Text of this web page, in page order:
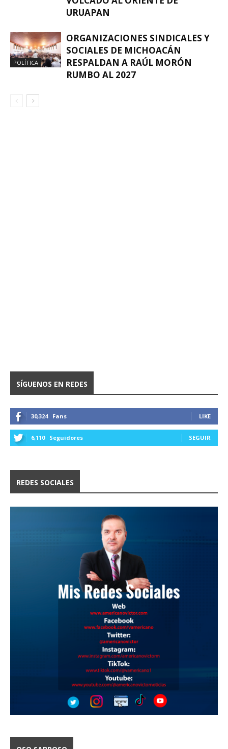
URUAPAN
POLÍTICA
ORGANIZACIONES SINDICALES Y
SOCIALES DE MICHOACÁN
RESPALDAN A RAÚL MORÓN
RUMBO AL 2027
SÍGUENOS EN REDES
30,324 Fans LIKE
6,110 Seguidores SEGUIR
REDES SOCIALES